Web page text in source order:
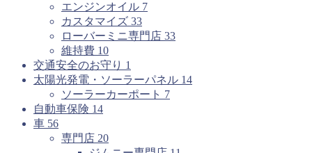
エンジンオイル 7
カスタマイズ 33
ローバーミニ専門店 33
維持費 10
交通安全のお守り 1
太陽光発電・ソーラーパネル 14
ソーラーカーポート 7
自動車保険 14
車 56
専門店 20